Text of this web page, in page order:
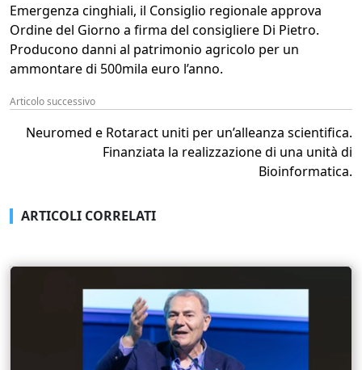
Emergenza cinghiali, il Consiglio regionale approva
Ordine del Giorno a firma del consigliere Di Pietro.
Producono danni al patrimonio agricolo per un
ammontare di 500mila euro l’anno.
Articolo successivo
Neuromed e Rotaract uniti per un’alleanza scientifica.
Finanziata la realizzazione di una unità di
Bioinformatica.
ARTICOLI CORRELATI